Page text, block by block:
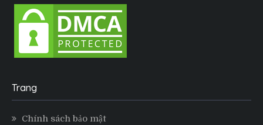
Trang
Chính sách bảo mật